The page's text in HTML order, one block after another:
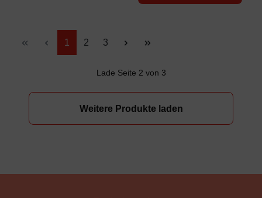
Seite
1 Seite
2 Seite
3
Weitere Produkte laden
Lade Seite 2 von 3